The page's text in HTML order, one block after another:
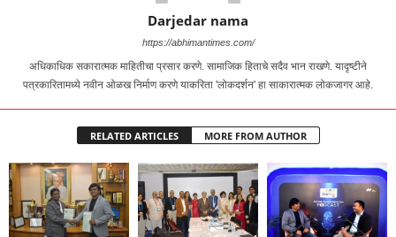
Darjedar nama
https://abhimantimes.com/
अधिकाधिक सकारात्मक माहितीचा प्रसार करणे. सामाजिक हिताचे सदैव भान राखणे. यादृष्टीने
पत्रकारितामध्ये नवीन ओळख निर्माण करणे याकरिता 'लोकदर्शन' हा साकारात्मक लोकजागर आहे.
RELATED ARTICLES MORE FROM AUTHOR